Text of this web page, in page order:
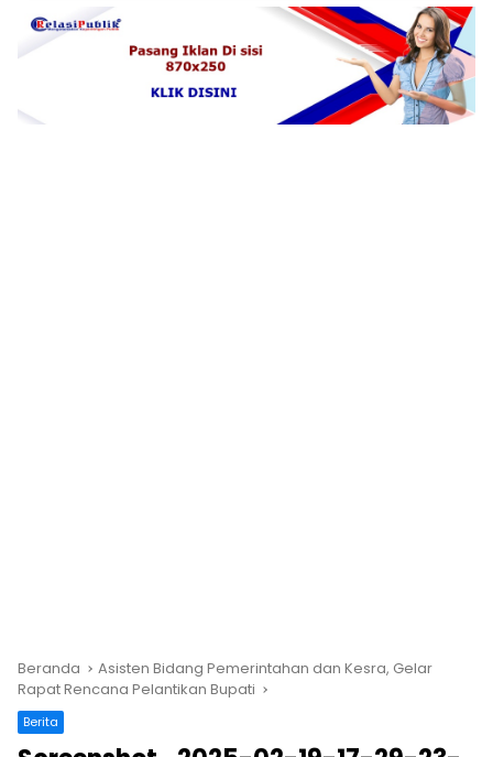
Beranda
Asisten Bidang Pemerintahan dan Kesra, Gelar
Rapat Rencana Pelantikan Bupati
Berita